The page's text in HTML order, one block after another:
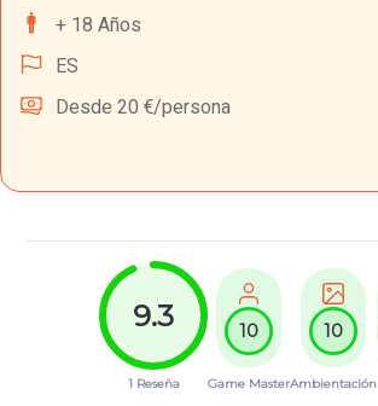
+ 18 Años
ES
Desde 20 €/persona
9.3
1 Reseña
10
Game Master
10
Ambientación